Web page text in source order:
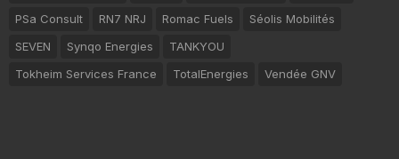
PSa Consult
RN7 NRJ Romac Fuels
Séolis Mobilités
SEVEN
Synqo Energies
TANKYOU
Tokheim Services France
TotalEnergies Vendée GNV